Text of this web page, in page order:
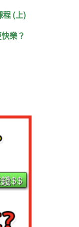
程 (上)
樂？